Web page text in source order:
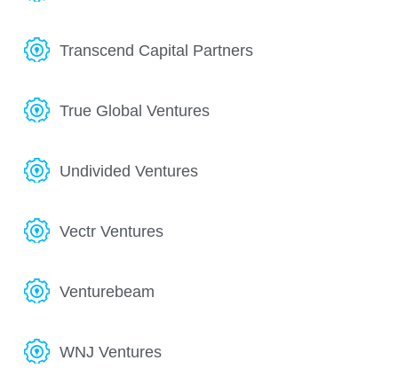
Transcend Capital Partners
True Global Ventures
Undivided Ventures
Vectr Ventures
Venturebeam
WNJ Ventures